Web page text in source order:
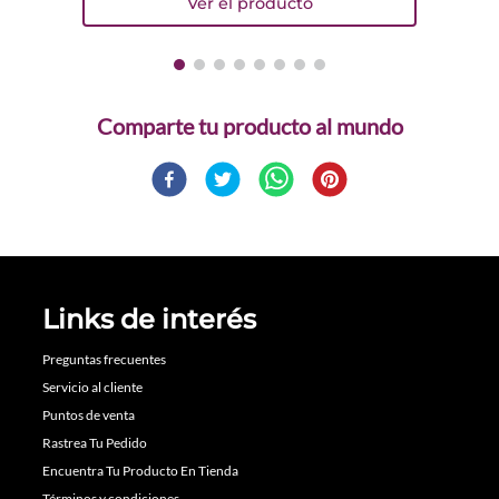
Comparte
Links de interés
Preguntas frecuentes
Servicio al cliente
Puntos de venta
Rastrea Tu Pedido
Encuentra Tu Producto En Tienda